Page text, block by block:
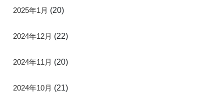
2025年1月 (20)
2024年12月 (22)
2024年11月 (20)
2024年10月 (21)